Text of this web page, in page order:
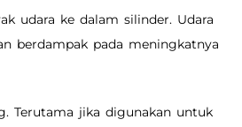
udara ke dalam silinder. Udara
berdampak pada meningkatnya
Terutama jika digunakan untuk